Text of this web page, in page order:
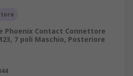
Phoenix Contact Connettore
7 poli Maschio, Posteriore